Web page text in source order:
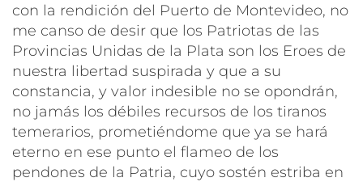
con la rendición del Puerto de Montevideo, no
me canso de desir que los Patriotas de las
Provincias Unidas de la Plata son los Eroes de
nuestra libertad suspirada y que a su
constancia, y valor indesible no se opondrán,
no jamás los débiles recursos de los tiranos
temerarios, prometiéndome que ya se hará
eterno en ese punto el flameo de los
pendones de la Patria, cuyo sostén estriba en